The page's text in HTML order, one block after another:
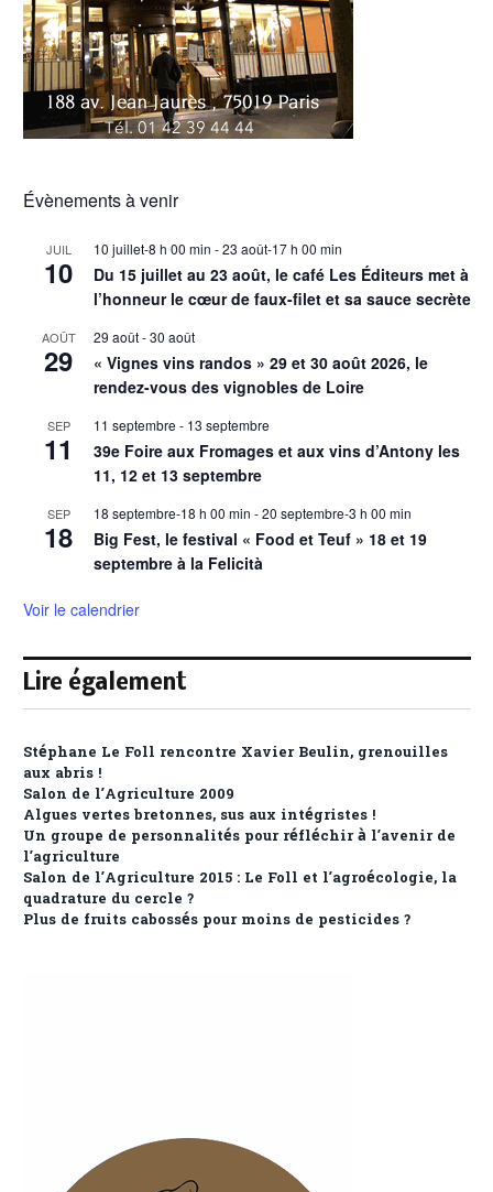
Évènements à venir
JUIL
10
10 juillet-8 h 00 min -23 août-17 h 00 min
Du 15 juillet au 23 août, le café Les Éditeurs met à
l’honneur le cœur de faux-filet et sa sauce secrète
AOÛT
29
29 août-30 août
« Vignes vins randos » 29 et 30 août 2026, le
rendez-vous des vignobles de Loire
SEP
11
11 septembre - 13 septembre
39e Foire aux Fromages et aux vins d’Antony les
11, 12 et 13 septembre
SEP
18
18 septembre-18 h 00 min -20 septembre-3 h 00 min
Big Fest, le festival « Food et Teuf » 18 et 19
septembre à la Felicità
Voir le calendrier
Lire également
Stéphane Le Foll rencontre Xavier Beulin, grenouilles
aux abris !
Salon de l’Agriculture 2009
Algues vertes bretonnes, sus aux intégristes !
Un groupe de personnalités pour réfléchir à l’avenir de
l’agriculture
Salon de l’Agriculture 2015 : Le Foll et l’agroécologie, la
quadrature du cercle ?
Plus de fruits cabossés pour moins de pesticides ?